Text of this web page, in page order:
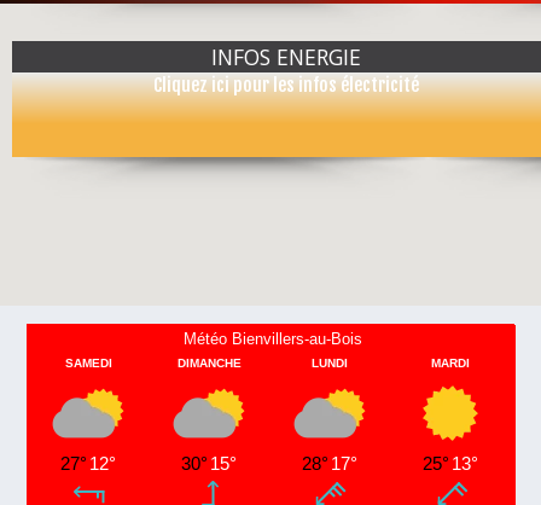
INFOS ENERGIE
Cliquez ici pour les infos électricité